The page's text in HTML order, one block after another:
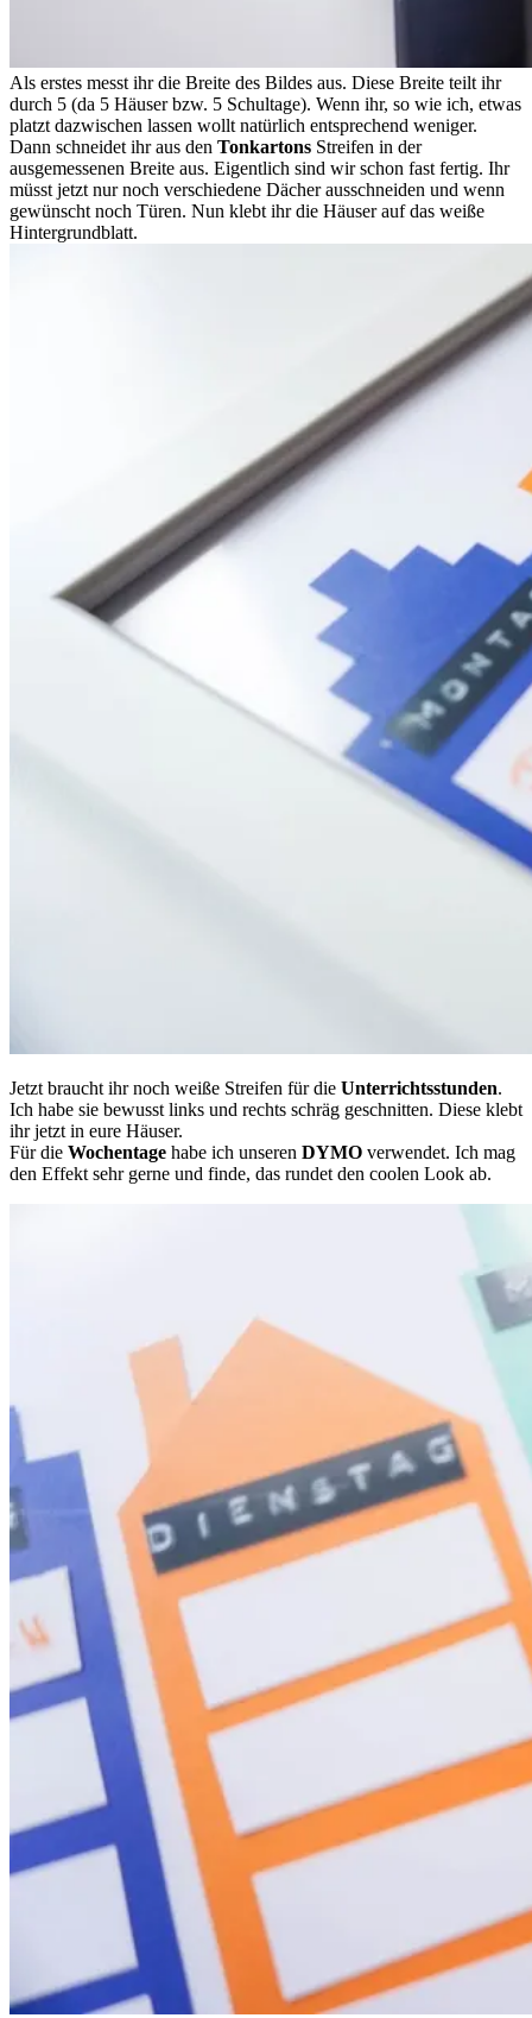
Als erstes messt ihr die Breite des Bildes aus. Diese Breite teilt ihr
durch 5 (da 5 Häuser bzw. 5 Schultage). Wenn ihr, so wie ich, etwas
platzt dazwischen lassen wollt natürlich entsprechend weniger.
Dann schneidet ihr aus den Tonkartons Streifen in der
ausgemessenen Breite aus. Eigentlich sind wir schon fast fertig. Ihr
müsst jetzt nur noch verschiedene Dächer ausschneiden und wenn
gewünscht noch Türen. Nun klebt ihr die Häuser auf das weiße
Hintergrundblatt.
Jetzt braucht ihr noch weiße Streifen für die Unterrichtsstunden.
Ich habe sie bewusst links und rechts schräg geschnitten. Diese klebt
ihr jetzt in eure Häuser.
Für die Wochentage habe ich unseren DYMO verwendet. Ich mag
den Effekt sehr gerne und finde, das rundet den coolen Look ab.